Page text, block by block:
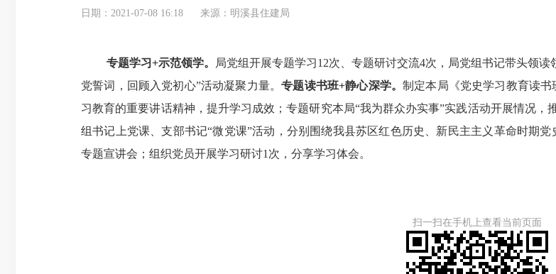
日期：2021-07-08 16:18 来源：明溪县住建局
专题学习+示范领学。 局党组开展专题学习12次、专题研讨交流4次 ， 局党组书记带头领读
党誓词，回顾入党初心”活动凝聚力量。专题读书班+静心深学。制定本局《党史学习教育读书
习教育的重要讲话精神 ，提升学习成效；专题研究本局“我为群众办实事”实践活动开展情况，
组书记上党课、支部书记“微党课”活动 ， 分别围绕我县苏区红色历史、新民主主义革命时期党
专题宣讲会 ；组织党员开展学习研讨1次，分享学习体会。
扫一扫在手机上查看当前页面